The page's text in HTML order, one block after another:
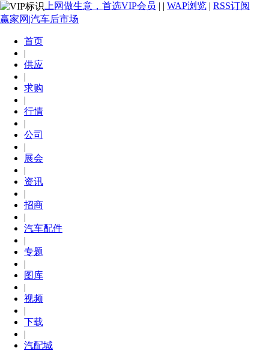
上网做生意，首选VIP会员 | | WAP浏览 | RSS订阅
赢家网|汽车后市场
首页
|
供应
|
求购
|
行情
|
公司
|
展会
|
资讯
|
招商
|
汽车配件
|
专题
|
图库
|
视频
|
下载
|
汽配城